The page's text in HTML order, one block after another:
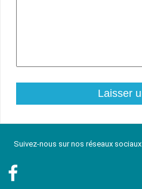
Suivez-nous sur nos réseaux sociaux